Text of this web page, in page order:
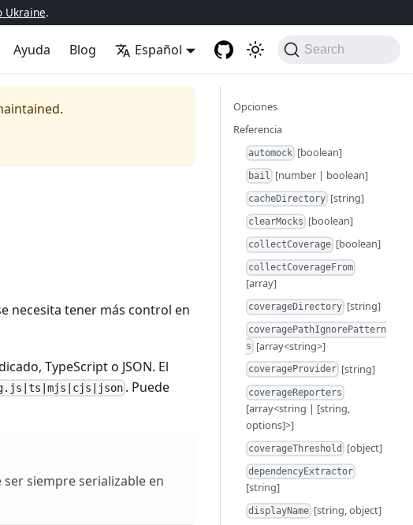
Ukraine.
Ayuda Blog Español Search
necesita tener más control en
TypeScript o JSON. El
. Puede
siempre serializable en
Opciones
Referencia
automock [boolean]
bail [number | boolean]
cacheDirectory [string]
clearMocks [boolean]
collectCoverage [boolean]
collectCoverageFrom
[array]
coverageDirectory [string]
coveragePathIgnorePattern
s [array<string>]
coverageProvider [string]
coverageReporters
[array<string | [string,
options]>]
coverageThreshold [object]
dependencyExtractor
[string]
displayName [string, object]